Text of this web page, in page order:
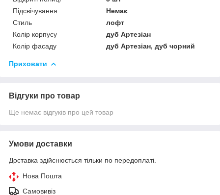
Підсвічування
Немає
Стиль
лофт
Колір корпусу
дуб Артезіан
Колір фасаду
дуб Артезіан, дуб чорний
Приховати
Відгуки про товар
Ще немає відгуків про цей товар
Умови доставки
Доставка здійснюється тільки по передоплаті.
Нова Пошта
Самовивіз